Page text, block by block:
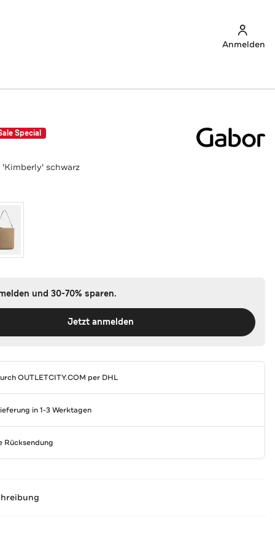
Anmelden
Special
schwarz
und 30-70% sparen.
Jetzt anmelden
OUTLETCITY.COM per DHL
in 1-3 Werktagen
Rücksendung